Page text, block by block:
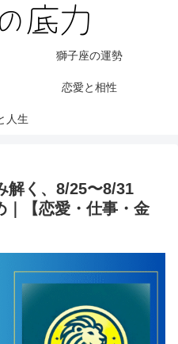
獅子座の運勢
恋愛と相性
人生
解く、8/25〜8/31
｜【恋愛・仕事・金